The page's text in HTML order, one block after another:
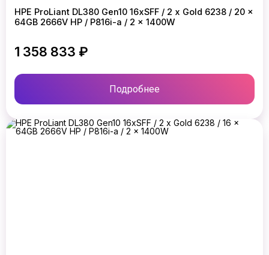
HPE ProLiant DL380 Gen10 16xSFF / 2 x Gold 6238 / 20 x
64GB 2666V HP / P816i-a / 2 x 1400W
1 358 833 ₽
Подробнее